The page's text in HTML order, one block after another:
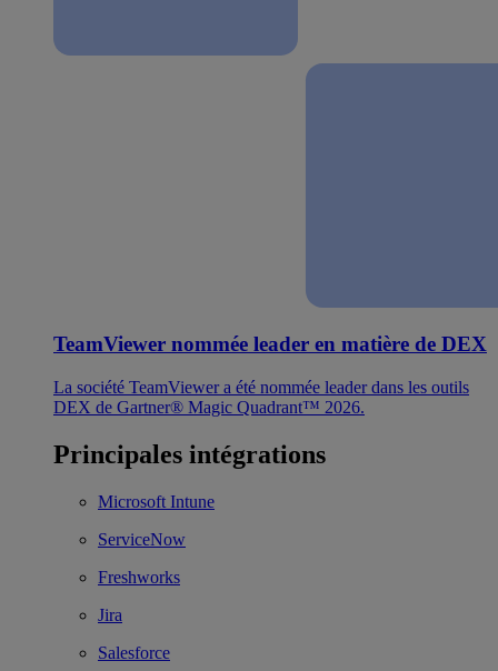
TeamViewer nommée leader en matière de DEX
La société TeamViewer a été nommée leader dans les outils
DEX de Gartner® Magic Quadrant™ 2026.
Principales intégrations
Microsoft Intune
ServiceNow
Freshworks
Jira
Salesforce